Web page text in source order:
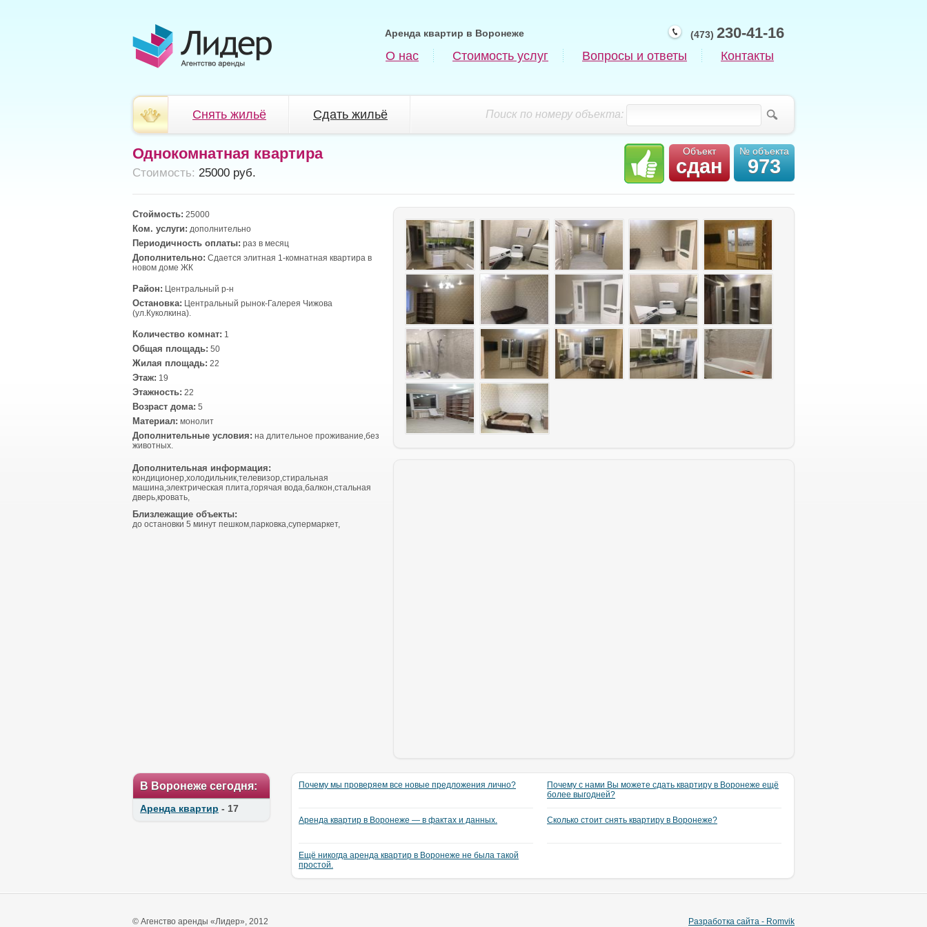
(473) 230-41-16
Аренда квартир в Воронеже
О нас Стоимость услуг Вопросы и ответы Контакты
Поиск по номеру объекта:
Снять жильё Сдать жильё
Объект
сдан
№ объекта
973
Однокомнатная квартира
Cтоимость: 25000 руб.
Стоймость: 25000
Ком. услуги: дополнительно
Периодичность оплаты: раз в месяц
Дополнительно: Сдается элитная 1-комнатная квартира в
новом доме ЖК
Район: Центральный р-н
Остановка: Центральный рынок-Галерея Чижова
(ул.Куколкина).
Количество комнат: 1
Общая площадь: 50
Жилая площадь: 22
Этаж: 19
Этажность: 22
Возраст дома: 5
Материал: монолит
Дополнительные условия: на длительное проживание,без
животных.
Дополнительная информация:
кондиционер,холодильник,телевизор,стиральная
машина,электрическая плита,горячая вода,балкон,стальная
дверь,кровать,
Близлежащие объекты:
до остановки 5 минут пешком,парковка,супермаркет,
В Воронеже сегодня:
Аренда квартир - 17
Почему мы проверяем все новые предложения лично?
Аренда квартир в Воронеже — в фактах и данных.
Ещё никогда аренда квартир в Воронеже не была такой
простой.
Почему с нами Вы можете сдать квартиру в Воронеже ещё
более выгодней?
Сколько стоит снять квартиру в Воронеже?
© Агенство аренды «Лидер», 2012 Разработка сайта - Romvik